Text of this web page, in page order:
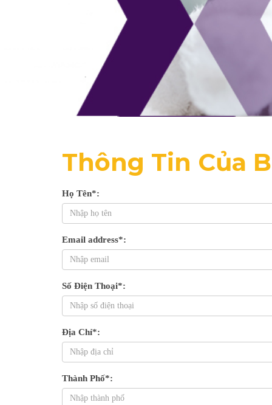
Thông Tin Của
Họ Tên*:
Email address*:
Số Điện Thoại*:
Địa Chỉ*:
Thành Phố*: